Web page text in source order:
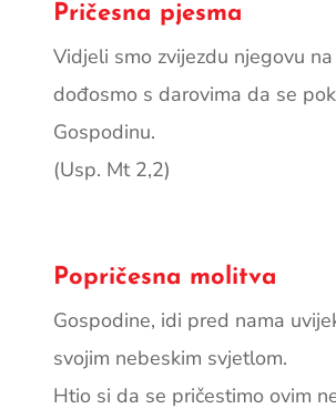
Pričesna pjesma
Vidjeli smo zvijezdu njegovu
dođosmo s darovima da se
Gospodinu.
(Usp. Mt 2,2)
Popričesna molitva
Gospodine, idi pred nama
svojim nebe­skim svjetlom.
Htio si da se pričestimo ovim